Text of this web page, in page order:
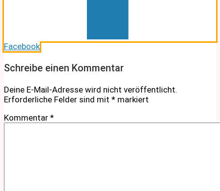
Facebook
Schreibe einen Kommentar
Deine E-Mail-Adresse wird nicht veröffentlicht.
Erforderliche Felder sind mit * markiert
Kommentar *